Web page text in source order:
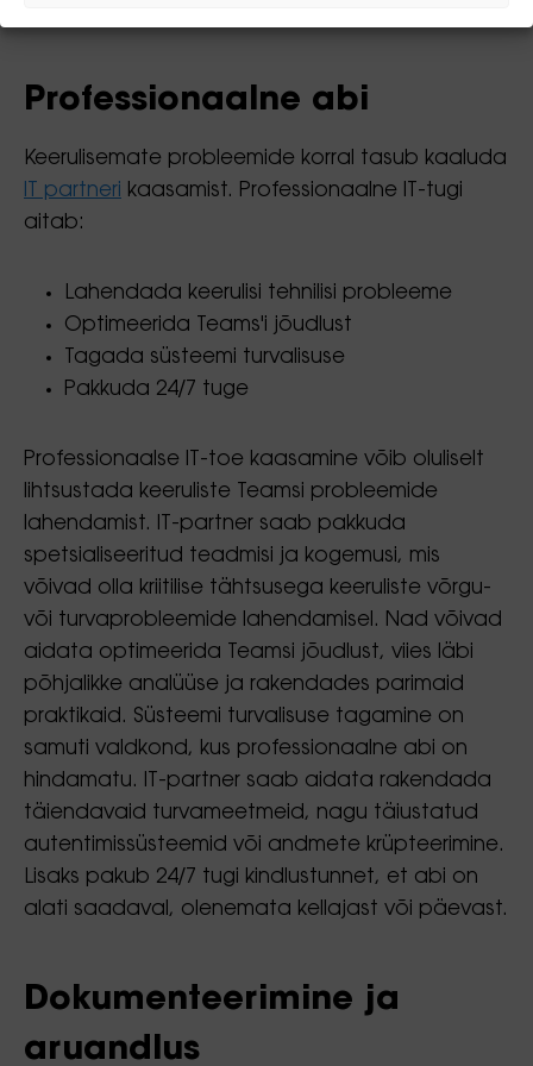
Professionaalne abi
Keerulisemate probleemide korral tasub kaaluda
IT partneri kaasamist. Professionaalne IT-tugi
aitab:
Lahendada keerulisi tehnilisi probleeme
Optimeerida Teams'i jõudlust
Tagada süsteemi turvalisuse
Pakkuda 24/7 tuge
Professionaalse IT-toe kaasamine võib oluliselt
lihtsustada keeruliste Teamsi probleemide
lahendamist. IT-partner saab pakkuda
spetsialiseeritud teadmisi ja kogemusi, mis
võivad olla kriitilise tähtsusega keeruliste võrgu-
või turvaprobleemide lahendamisel. Nad võivad
aidata optimeerida Teamsi jõudlust, viies läbi
põhjalikke analüüse ja rakendades parimaid
praktikaid. Süsteemi turvalisuse tagamine on
samuti valdkond, kus professionaalne abi on
hindamatu. IT-partner saab aidata rakendada
täiendavaid turvameetmeid, nagu täiustatud
autentimissüsteemid või andmete krüpteerimine.
Lisaks pakub 24/7 tugi kindlustunnet, et abi on
alati saadaval, olenemata kellajast või päevast.
Dokumenteerimine ja
aruandlus